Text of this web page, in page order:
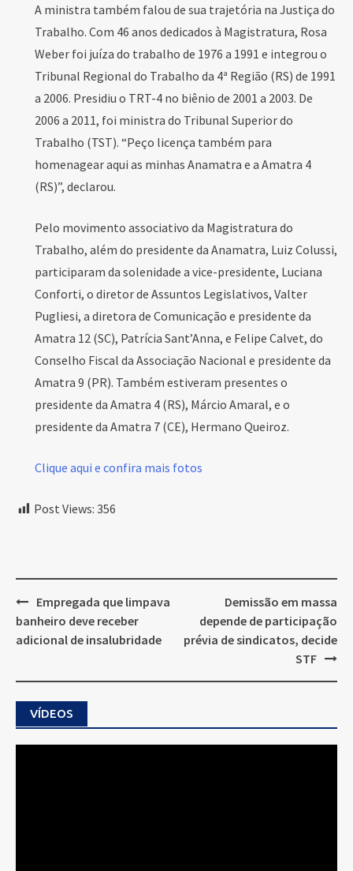
A ministra também falou de sua trajetória na Justiça do
Trabalho. Com 46 anos dedicados à Magistratura, Rosa
Weber foi juíza do trabalho de 1976 a 1991 e integrou o
Tribunal Regional do Trabalho da 4ª Região (RS) de 1991
a 2006. Presidiu o TRT-4 no biênio de 2001 a 2003. De
2006 a 2011, foi ministra do Tribunal Superior do
Trabalho (TST). “Peço licença também para
homenagear aqui as minhas Anamatra e a Amatra 4
(RS)”, declarou.
Pelo movimento associativo da Magistratura do
Trabalho, além do presidente da Anamatra, Luiz Colussi,
participaram da solenidade a vice-presidente, Luciana
Conforti, o diretor de Assuntos Legislativos, Valter
Pugliesi, a diretora de Comunicação e presidente da
Amatra 12 (SC), Patrícia Sant’Anna, e Felipe Calvet, do
Conselho Fiscal da Associação Nacional e presidente da
Amatra 9 (PR). Também estiveram presentes o
presidente da Amatra 4 (RS), Márcio Amaral, e o
presidente da Amatra 7 (CE), Hermano Queiroz.
Clique aqui e confira mais fotos
Post Views: 356
Post
navigation
Empregada que limpava
banheiro deve receber
adicional de insalubridade
Demissão em massa
depende de participação
prévia de sindicatos, decide
STF
VÍDEOS